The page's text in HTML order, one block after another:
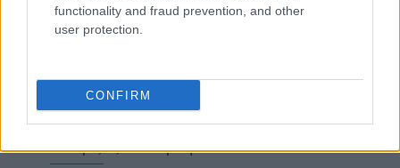
functionality and fraud prevention, and other
user protection.
CONFIRM
συνήθως κολλημένα στη μαμά τους
Τα 6 σημεία του σπιτιού που δεν χρειάζεται να
καθαρίζεις κάθε εβδομάδα